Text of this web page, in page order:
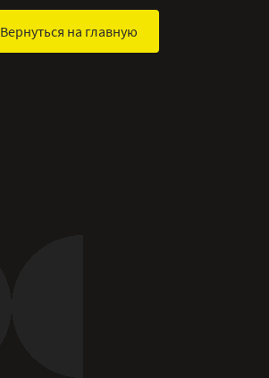
Вернуться на главную